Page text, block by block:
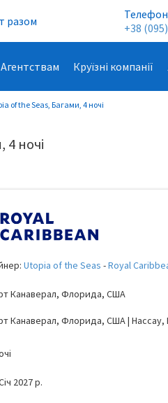
разом
+38
Агентствам Круїзні компанії
of the Seas, Багами, 4 ночі
4 ночі
Utopia of the Seas -Royal
Канаверал, Флорида, США
Канаверал, Флорида, США | Нассау,
2027 р.